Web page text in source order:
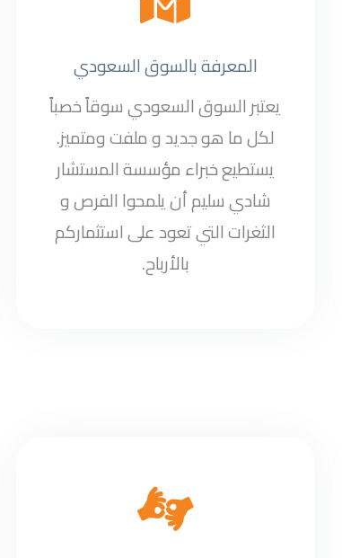
المعرفة بالسوق السعودي
يعتبر السوق السعودي سوقاً خصباً
لكل ما هو جديد و ملفت ومتميز.
يستطيع خبراء مؤسسة المستشار
شادي سليم أن يلمحوا الفرص و
الثغرات التي تعود على استثماركم
بالأرباح.